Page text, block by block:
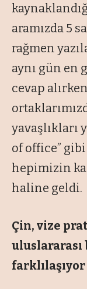
aramızda 5
rağmen
aynı gün en
cevap
yavaşlıkları
of office”
hepimizin
haline geldi.
Çin, vize
uluslararası
farklılaşıyor